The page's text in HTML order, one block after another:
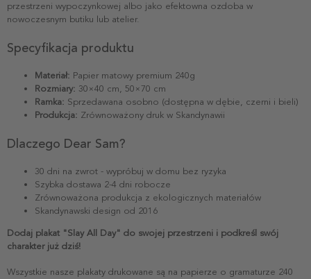
przestrzeni wypoczynkowej albo jako efektowna ozdoba w
nowoczesnym butiku lub atelier.
Specyfikacja produktu
Materiał: Papier matowy premium 240g
Rozmiary: 30×40 cm, 50×70 cm
Ramka: Sprzedawana osobno (dostępna w dębie, czerni i bieli)
Produkcja: Zrównoważony druk w Skandynawii
Dlaczego Dear Sam?
30 dni na zwrot - wypróbuj w domu bez ryzyka
Szybka dostawa 2-4 dni robocze
Zrównoważona produkcja z ekologicznych materiałów
Skandynawski design od 2016
Dodaj plakat "Slay All Day" do swojej przestrzeni i podkreśl swój
charakter już dziś!
Wszystkie nasze plakaty drukowane są na papierze o gramaturze 240